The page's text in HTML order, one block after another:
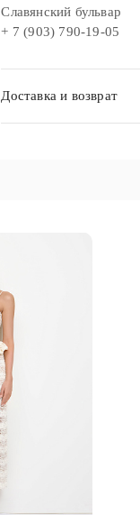
Славянский бульвар
+ 7 (903) 790-19-05
Доставка и возврат